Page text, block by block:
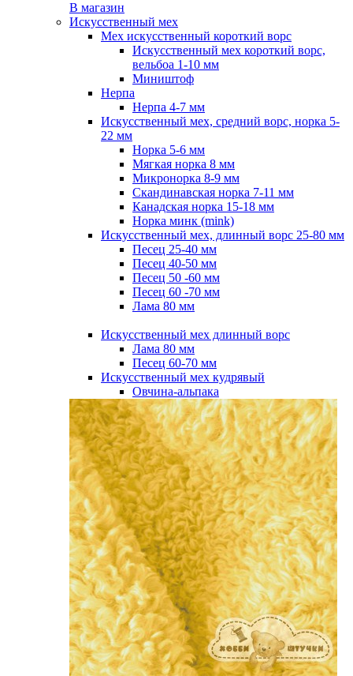
В магазин
Искусственный мех
Мех искусственный короткий ворс
Искусственный мех короткий ворс,
вельбоа 1-10 мм
Миништоф
Нерпа
Нерпа 4-7 мм
Искусственный мех, средний ворс, норка 5-
22 мм
Норка 5-6 мм
Мягкая норка 8 мм
Микронорка 8-9 мм
Скандинавская норка 7-11 мм
Канадская норка 15-18 мм
Норка минк (mink)
Искусственный мех, длинный ворс 25-80 мм
Песец 25-40 мм
Песец 40-50 мм
Песец 50 -60 мм
Песец 60 -70 мм
Лама 80 мм
Искусственный мех длинный ворс
Лама 80 мм
Песец 60-70 мм
Искусственный мех кудрявый
Овчина-альпака